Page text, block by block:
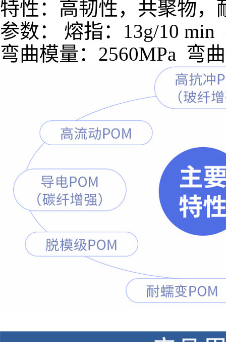
参数： 熔指：13g/10
弯曲模量：2560MPa 弯